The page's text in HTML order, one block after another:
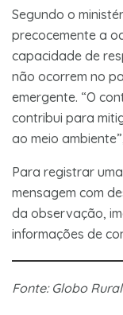
Segundo o
precocemente a
capacidade de
não ocorrem no
emergente. “O
contribui para
ao meio
Para registrar
mensagem com
da observação,
informações de
Fonte: Globo Rural